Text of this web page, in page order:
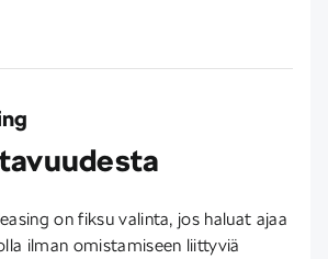
on fiksu valinta, jos haluat ajaa
ilman omistamiseen liittyviä